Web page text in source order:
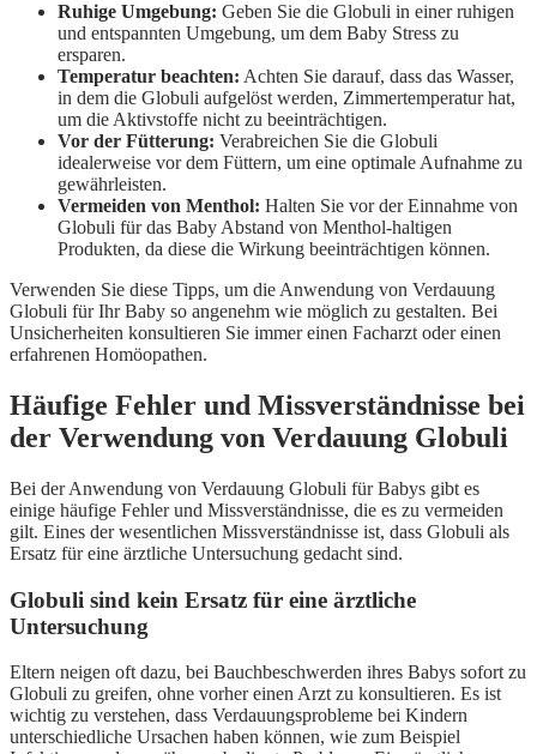
Ruhige Umgebung: Geben Sie die Globuli in einer ruhigen
und entspannten Umgebung, um dem Baby Stress zu
ersparen.
Temperatur beachten: Achten Sie darauf, dass das Wasser,
in dem die Globuli aufgelöst werden, Zimmertemperatur hat,
um die Aktivstoffe nicht zu beeinträchtigen.
Vor der Fütterung: Verabreichen Sie die Globuli
idealerweise vor dem Füttern, um eine optimale Aufnahme zu
gewährleisten.
Vermeiden von Menthol: Halten Sie vor der Einnahme von
Globuli für das Baby Abstand von Menthol-haltigen
Produkten, da diese die Wirkung beeinträchtigen können.
Verwenden Sie diese Tipps, um die Anwendung von Verdauung
Globuli für Ihr Baby so angenehm wie möglich zu gestalten. Bei
Unsicherheiten konsultieren Sie immer einen Facharzt oder einen
erfahrenen Homöopathen.
Häufige Fehler und Missverständnisse bei
der Verwendung von Verdauung Globuli
Bei der Anwendung von Verdauung Globuli für Babys gibt es
einige häufige Fehler und Missverständnisse, die es zu vermeiden
gilt. Eines der wesentlichen Missverständnisse ist, dass Globuli als
Ersatz für eine ärztliche Untersuchung gedacht sind.
Globuli sind kein Ersatz für eine ärztliche
Untersuchung
Eltern neigen oft dazu, bei Bauchbeschwerden ihres Babys sofort zu
Globuli zu greifen, ohne vorher einen Arzt zu konsultieren. Es ist
wichtig zu verstehen, dass Verdauungsprobleme bei Kindern
unterschiedliche Ursachen haben können, wie zum Beispiel